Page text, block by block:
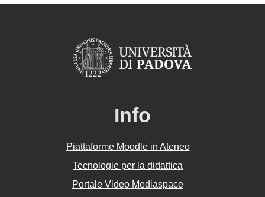
Info
Piattaforme Moodle in Ateneo
Tecnologie per la didattica
Portale Video Mediaspace